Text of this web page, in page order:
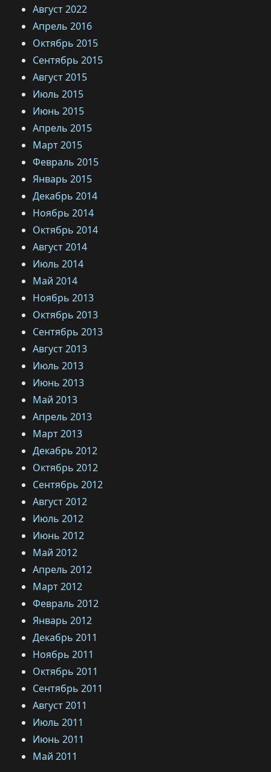
Август 2022
Апрель 2016
Октябрь 2015
Сентябрь 2015
Август 2015
Июль 2015
Июнь 2015
Апрель 2015
Март 2015
Февраль 2015
Январь 2015
Декабрь 2014
Ноябрь 2014
Октябрь 2014
Август 2014
Июль 2014
Май 2014
Ноябрь 2013
Октябрь 2013
Сентябрь 2013
Август 2013
Июль 2013
Июнь 2013
Май 2013
Апрель 2013
Март 2013
Декабрь 2012
Октябрь 2012
Сентябрь 2012
Август 2012
Июль 2012
Июнь 2012
Май 2012
Апрель 2012
Март 2012
Февраль 2012
Январь 2012
Декабрь 2011
Ноябрь 2011
Октябрь 2011
Сентябрь 2011
Август 2011
Июль 2011
Июнь 2011
Май 2011